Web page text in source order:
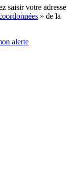
saisir votre adresse
» de la
alerte